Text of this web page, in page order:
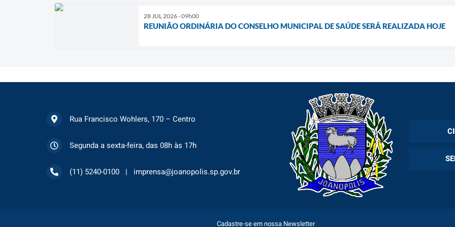
28 JUL 2026 - 09h00
REUNIÃO ORDINÁRIA DO CONSELHO MUNICIPAL DE SAÚDE SERÁ REALIZADA HOJE
Rua Francisco Wohlers, 170 – Centro
Segunda a sexta-feira, das 08h às 17h
(11) 5240-0100 imprensa@joanopolis.sp.gov.br
Cadastre-se em nossa Newsletter